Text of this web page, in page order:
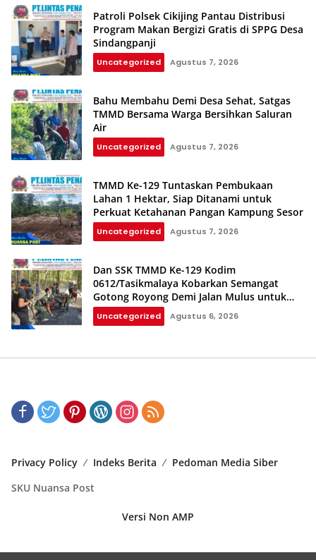
Patroli Polsek Cikijing Pantau Distribusi
Program Makan Bergizi Gratis di SPPG Desa
Sindangpanji
Uncategorized Agustus 7, 2026
Bahu Membahu Demi Desa Sehat, Satgas
TMMD Bersama Warga Bersihkan Saluran
Air
Uncategorized Agustus 7, 2026
TMMD Ke-129 Tuntaskan Pembukaan
Lahan 1 Hektar, Siap Ditanami untuk
Perkuat Ketahanan Pangan Kampung Sesor
Uncategorized Agustus 7, 2026
Dan SSK TMMD Ke-129 Kodim
0612/Tasikmalaya Kobarkan Semangat
Gotong Royong Demi Jalan Mulus untuk
Rakyat
Uncategorized Agustus 6, 2026
Privacy Policy Indeks Berita
Pedoman Media Siber
SKU Nuansa Post
Versi Non AMP